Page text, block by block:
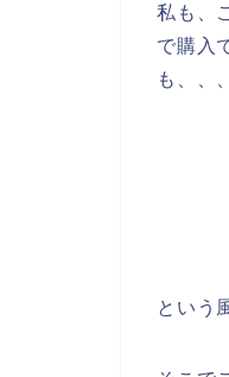
私も、
で購入
も、、
という